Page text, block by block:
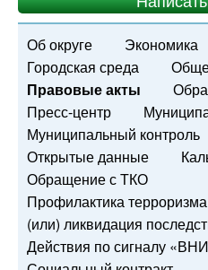
Об округе Экономика
Городская среда
Правовые акты
Пресс-центр
Муниципальный контроль
Открытые данные
Обращение с ТКО
Профилактика
(или) ликвидация
Действия по сигналу